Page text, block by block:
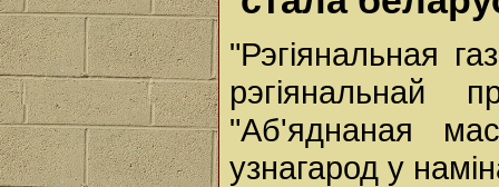
"Рэгіянальная
рэгіянальнай
"Аб'яднаная
узнагарод у